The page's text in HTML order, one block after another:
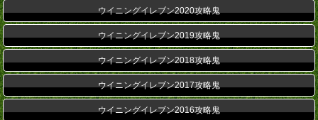
ウイニングイレブン2020攻略鬼
ウイニングイレブン2019攻略鬼
ウイニングイレブン2018攻略鬼
ウイニングイレブン2017攻略鬼
ウイニングイレブン2016攻略鬼